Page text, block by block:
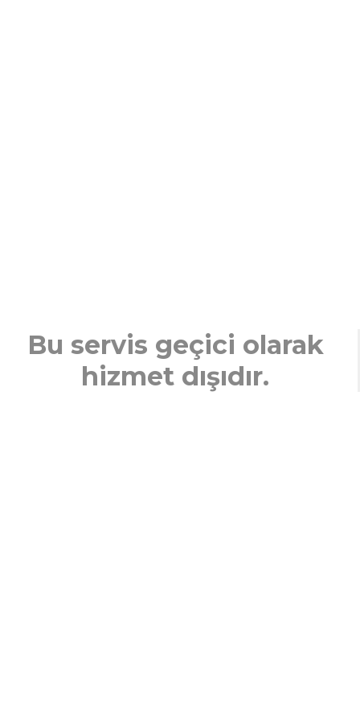
Bu servis geçici olarak
hizmet dışıdır.